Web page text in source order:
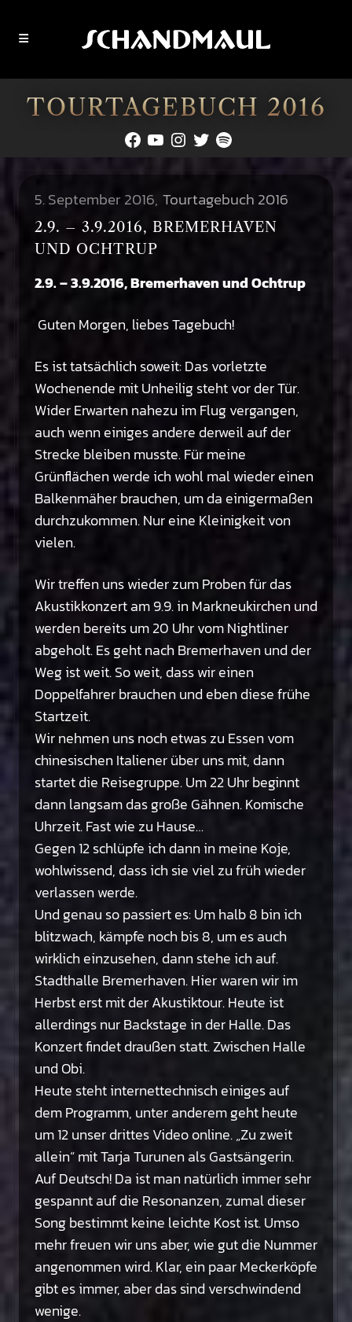
TOURTAGEBUCH 2016
Facebook
YouTube
Instagram
TwitterSpotify
5. September 2016 Tourtagebuch 2016
2.9. – 3.9.2016, BREMERHAVEN
UND OCHTRUP
2.9. – 3.9.2016, Bremerhaven und Ochtrup
Guten Morgen, liebes Tagebuch!
Es ist tatsächlich soweit: Das vorletzte
Wochenende mit Unheilig steht vor der Tür.
Wider Erwarten nahezu im Flug vergangen,
auch wenn einiges andere derweil auf der
Strecke bleiben musste. Für meine
Grünflächen werde ich wohl mal wieder einen
Balkenmäher brauchen, um da einigermaßen
durchzukommen. Nur eine Kleinigkeit von
vielen.
Wir treffen uns wieder zum Proben für das
Akustikkonzert am 9.9. in Markneukirchen und
werden bereits um 20 Uhr vom Nightliner
abgeholt. Es geht nach Bremerhaven und der
Weg ist weit. So weit, dass wir einen
Doppelfahrer brauchen und eben diese frühe
Startzeit.
Wir nehmen uns noch etwas zu Essen vom
chinesischen Italiener über uns mit, dann
startet die Reisegruppe. Um 22 Uhr beginnt
dann langsam das große Gähnen. Komische
Uhrzeit. Fast wie zu Hause…
Gegen 12 schlüpfe ich dann in meine Koje,
wohlwissend, dass ich sie viel zu früh wieder
verlassen werde.
Und genau so passiert es: Um halb 8 bin ich
blitzwach, kämpfe noch bis 8, um es auch
wirklich einzusehen, dann stehe ich auf.
Stadthalle Bremerhaven. Hier waren wir im
Herbst erst mit der Akustiktour. Heute ist
allerdings nur Backstage in der Halle. Das
Konzert findet draußen statt. Zwischen Halle
und Obi.
Heute steht internettechnisch einiges auf
dem Programm, unter anderem geht heute
um 12 unser drittes Video online. „Zu zweit
allein“ mit Tarja Turunen als Gastsängerin.
Auf Deutsch! Da ist man natürlich immer sehr
gespannt auf die Resonanzen, zumal dieser
Song bestimmt keine leichte Kost ist. Umso
mehr freuen wir uns aber, wie gut die Nummer
angenommen wird. Klar, ein paar Meckerköpfe
gibt es immer, aber das sind verschwindend
wenige.